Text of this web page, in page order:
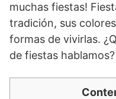
muchas fiestas!
tradición, sus
formas de vivirlas.
de fiestas hablamos?